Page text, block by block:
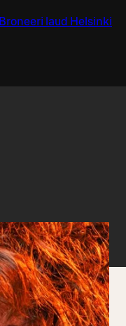
Broneeri laud Helsinki